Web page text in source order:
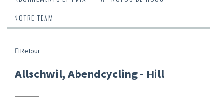
NOTRE TEAM
Retour
Allschwil, Abendcycling - Hill